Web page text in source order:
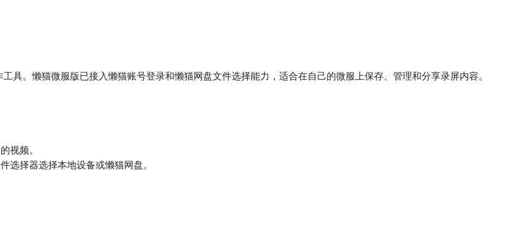
具。懒猫微服版已接入懒猫账号登录和懒猫网盘文件选择能力，适合在自己的微服上保存、管理和分享录屏内容。
视频。
选择器选择本地设备或懒猫网盘。